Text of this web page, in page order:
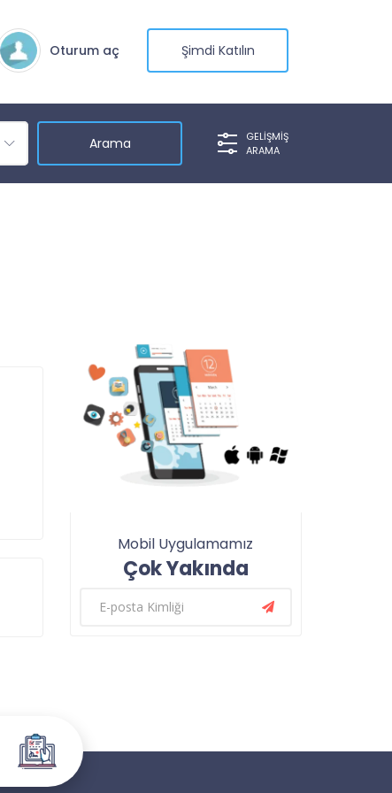
Oturum aç Şimdi Katılın
GELIŞMIŞ
ARAMA
Mobil Uygulamamız
Çok Yakında